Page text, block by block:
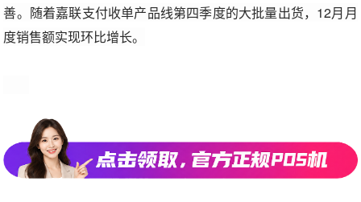
善。随着嘉联支付收单产品线第四季度的大批量出货，12月月
度销售额实现环比增长。